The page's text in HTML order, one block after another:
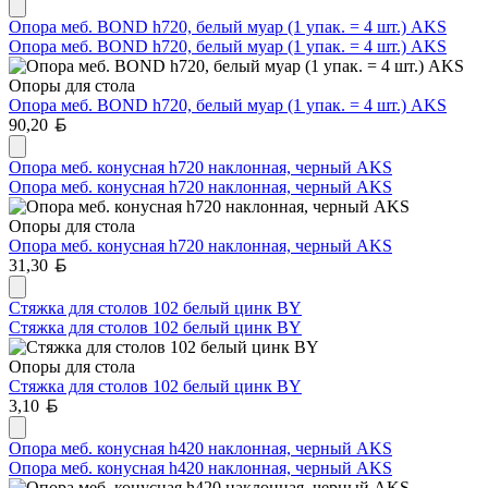
Опора меб. BOND h720, белый муар (1 упак. = 4 шт.) AKS
Опора меб. BOND h720, белый муар (1 упак. = 4 шт.) AKS
Опоры для стола
Опора меб. BOND h720, белый муар (1 упак. = 4 шт.) AKS
90,20
Опора меб. конусная h720 наклонная, черный AKS
Опора меб. конусная h720 наклонная, черный AKS
Опоры для стола
Опора меб. конусная h720 наклонная, черный AKS
31,30
Стяжка для столов 102 белый цинк BY
Стяжка для столов 102 белый цинк BY
Опоры для стола
Стяжка для столов 102 белый цинк BY
3,10
Опора меб. конусная h420 наклонная, черный AKS
Опора меб. конусная h420 наклонная, черный AKS